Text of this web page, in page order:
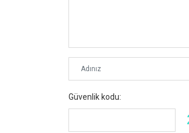
Güvenlik kodu: